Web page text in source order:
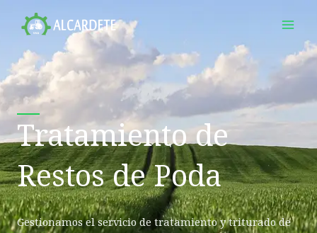
contenido
Tratamiento de
Restos de Poda
Gestionamos el servicio de tratamiento y triturado de